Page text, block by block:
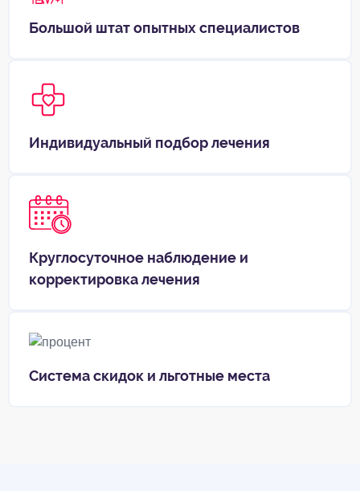
Большой штат опытных специалистов
Индивидуальный подбор лечения
Круглосуточное наблюдение и
корректировка лечения
Система скидок и льготные места